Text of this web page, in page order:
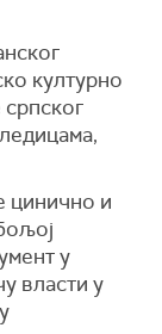
културно
цинично и
у
власти у